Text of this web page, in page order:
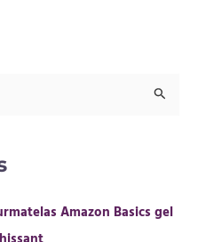
Amazon Basics gel